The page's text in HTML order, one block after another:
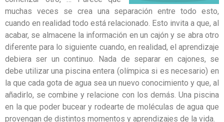
muchas veces se crea una separación entre todo esto,
cuando en realidad todo está relacionado. Esto invita a que, al
acabar, se almacene la información en un cajón y se abra otro
diferente para lo siguiente cuando, en realidad, el aprendizaje
debiera ser un continuo. Nada de separar en cajones, se
debe utilizar una piscina entera (olímpica si es necesario) en
la que cada gota de agua sea un nuevo conocimiento y que, al
añadirlo, se combine y relacione con los demás. Una piscina
en la que poder bucear y rodearte de moléculas de agua que
provengan de distintos momentos y aprendizajes de la vida.